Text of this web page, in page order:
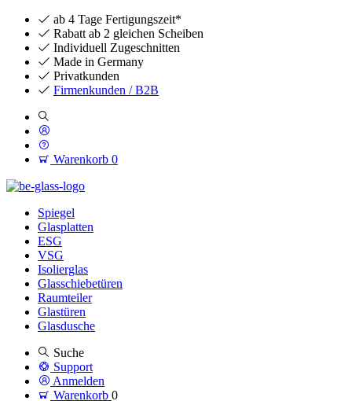
ab 4 Tage Fertigungszeit*
Rabatt ab 2 gleichen Scheiben
Individuell Zugeschnitten
Made in Germany
Privatkunden
Firmenkunden / B2B
Warenkorb 0
Spiegel
Glasplatten
ESG
VSG
Isolierglas
Glasschiebetüren
Raumteiler
Glastüren
Glasdusche
Suche
Support
Anmelden
Warenkorb 0